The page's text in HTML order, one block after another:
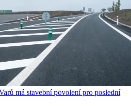
má stavební povolení pro poslední